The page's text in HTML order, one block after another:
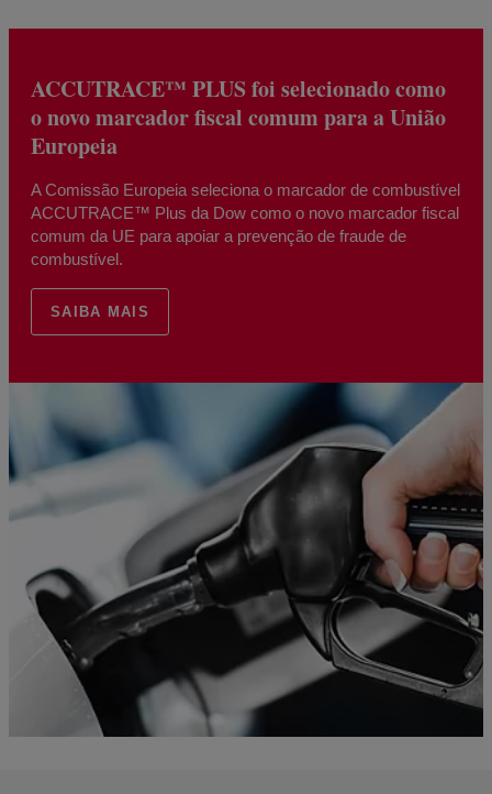
ACCUTRACE™ PLUS foi selecionado como
o novo marcador fiscal comum para a União
Europeia
A Comissão Europeia seleciona o marcador de combustível
ACCUTRACE™ Plus da Dow como o novo marcador fiscal
comum da UE para apoiar a prevenção de fraude de
combustível.
SAIBA MAIS